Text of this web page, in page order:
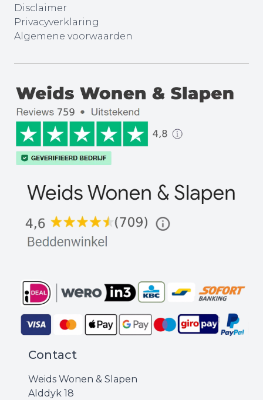
Disclaimer
Privacyverklaring
Algemene voorwaarden
Contact
Weids Wonen & Slapen
Alddyk 18